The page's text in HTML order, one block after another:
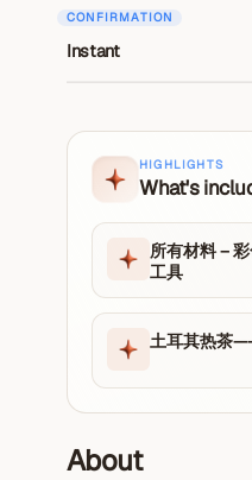
CONFIRMATION
Instant
HIGHLIGHTS
What's
所有材料 –
工具
土耳其热茶
About